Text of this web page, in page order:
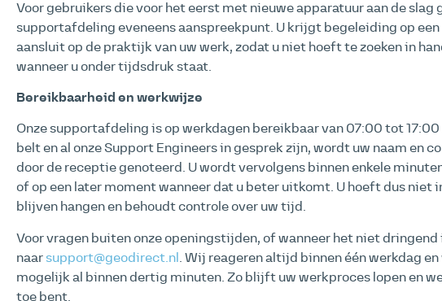
Voor gebruikers die voor het eerst met nieuwe apparatuur aan de slag
supportafdeling eveneens aanspreekpunt. U krijgt begeleiding op
aansluit op de praktijk van uw werk, zodat u niet hoeft te zoeken in
wanneer u onder tijdsdruk staat.
Bereikbaarheid en werkwijze
Onze supportafdeling is op werkdagen bereikbaar van 07:00 tot 17:00
belt en al onze Support Engineers in gesprek zijn, wordt uw naam en
door de receptie genoteerd. U wordt vervolgens binnen enkele
of op een later moment wanneer dat u beter uitkomt. U hoeft dus niet
blijven hangen en behoudt controle over uw tijd.
Voor vragen buiten onze openingstijden, of wanneer het niet dringend
naar support@geodirect.nl
. Wij reageren altijd binnen één werkdag
mogelijk al binnen dertig minuten. Zo blijft uw werkproces lopen en
toe bent.